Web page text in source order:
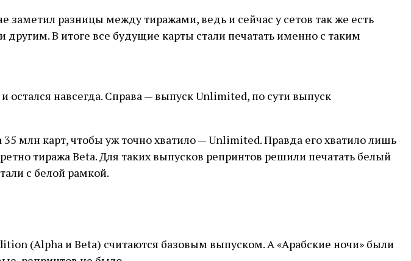
заметил разницы между тиражами, ведь и сейчас у сетов так же есть
другим. В итоге все будущие карты стали печатать именно с таким
навсегда. Справа — выпуск Unlimited, по сути выпуск
млн карт, чтобы уж точно хватило — Unlimited. Правда его хватило лишь
тиража Beta. Для таких выпусков репринтов решили печатать белый
с белой рамкой.
(Alpha и Beta) считаются базовым выпуском. А «Арабские ночи» были